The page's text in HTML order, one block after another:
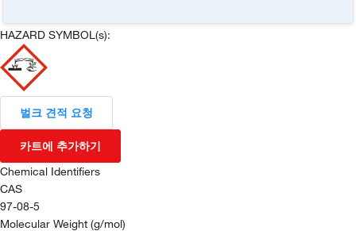
HAZARD SYMBOL(s):
벌크 견적 요청
카트에 추가하기
Chemical Identifiers
CAS
97-08-5
Molecular Weight (g/mol)